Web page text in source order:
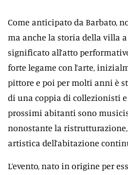
Come anticipato da Barbato,
ma anche la storia della villa
significato all’atto
forte legame con l’arte,
pittore e poi per molti anni è
di una coppia di collezionisti
prossimi abitanti sono
nonostante la ristrutturazione,
artistica dell’abitazione
L’evento, nato in origine per